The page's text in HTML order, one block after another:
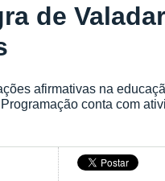
de
afirmativas na
conta com